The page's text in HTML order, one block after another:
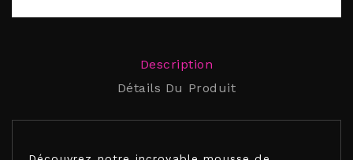
Description
Détails Du Produit